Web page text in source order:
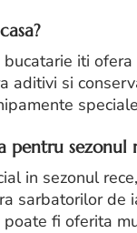
iti
aditivi si
pentru sezonul
in sezonul
sarbatorilor de
fi oferita